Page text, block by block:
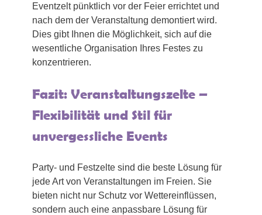
Eventzelt pünktlich vor der Feier errichtet und
nach dem der Veranstaltung demontiert wird.
Dies gibt Ihnen die Möglichkeit, sich auf die
wesentliche Organisation Ihres Festes zu
konzentrieren.
Fazit: Veranstaltungszelte –
Flexibilität und Stil für
unvergessliche Events
Party- und Festzelte sind die beste Lösung für
jede Art von Veranstaltungen im Freien. Sie
bieten nicht nur Schutz vor Wettereinflüssen,
sondern auch eine anpassbare Lösung für